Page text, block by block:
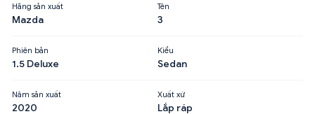
Hãng sản xuất
Mazda
Tên
3
Phiên bản
1.5 Deluxe
Kiểu
Sedan
Năm sản xuất
2020
Xuất xứ
Lắp ráp